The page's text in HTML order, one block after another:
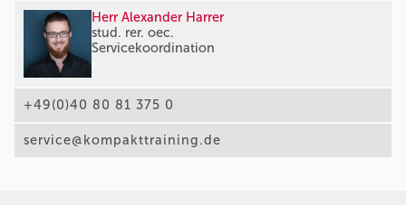
Herr Alexander Harrer
stud. rer. oec.
Servicekoordination
+49(0)40 80 81 375 0
service@kompakttraining.de